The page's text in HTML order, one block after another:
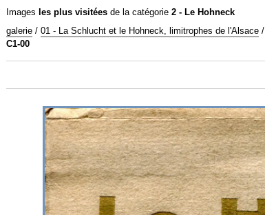
Images les plus visitéesde la catégorie 2 - Le Hohneck
galerie/ 01 - La Schlucht et le Hohneck, limitrophes de l'Alsace/
C1-00